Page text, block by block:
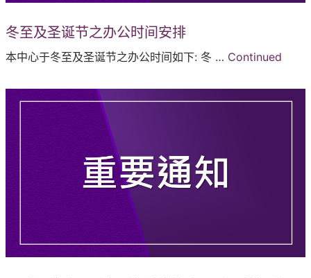
冬至及圣诞节之办公时间安排
本中心于冬至及圣诞节之办公时间如下: 冬 … Continued